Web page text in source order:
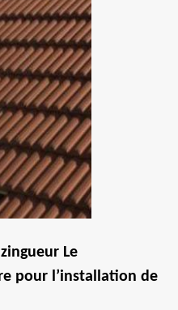
Le
pour l’installation de